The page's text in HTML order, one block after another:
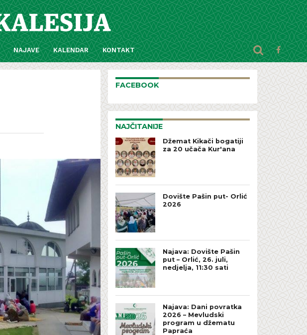
NAJAVE KALENDAR KONTAKT
FACEBOOK
NAJČITANIJE
Džemat Kikači bogatiji
za 20 učača Kur'ana
Dovište Pašin put- Orlić
2026
Najava: Dovište Pašin
put – Orlić, 26. juli,
nedjelja, 11:30 sati
Najava: Dani povratka
2026 – Mevludski
program u džematu
Papraća